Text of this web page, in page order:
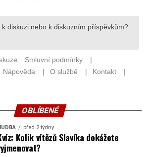
OBLÍBENÉ
před 2 týdny
Kolik vítězů Slavíka dokážete